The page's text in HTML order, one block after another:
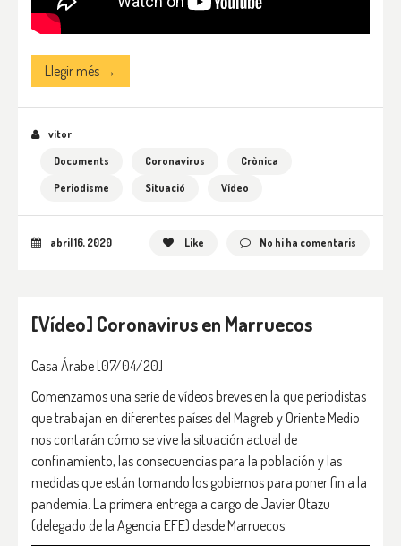
Llegir més →
vitor
Documents
Coronavirus
Crònica
Periodisme
Situació Vídeo
abril 16, 2020 Like No hi ha comentaris
[Vídeo] Coronavirus en Marruecos
Casa Árabe [07/04/20]
Comenzamos una serie de vídeos breves en la que periodistas
que trabajan en diferentes países del Magreb y Oriente Medio
nos contarán cómo se vive la situación actual de
confinamiento, las consecuencias para la población y las
medidas que están tomando los gobiernos para poner fin a la
pandemia. La primera entrega a cargo de Javier Otazu
(delegado de la Agencia EFE) desde Marruecos.